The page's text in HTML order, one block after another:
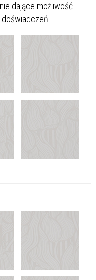
dające możliwość